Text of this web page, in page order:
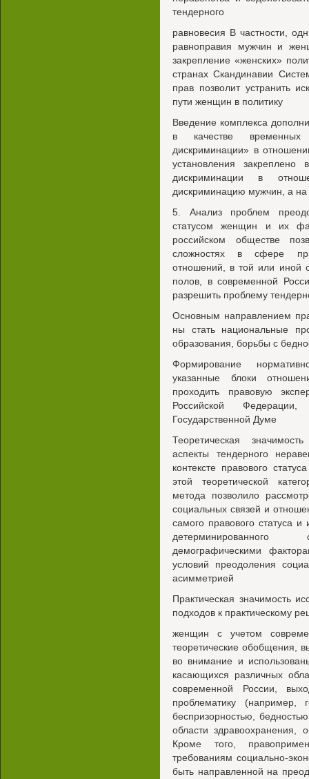
тендерного
равновесия В частности,
равноправия мужчин и
закрепление «женских»
странах Скандинавии
прав позволит устранить
пути женщин в политику
Введение комплекса
в качестве временных
дискриминации» в
установления
дискриминации в
дискриминацию мужчин, а
5. Анализ проблем
статусом женщин и их
российском обществе
сложностях в сфере
отношений, в той или иной
полов, в современной
разрешить проблему
Основным направлением
ны стать национальные
образования, борьбы с
Формирование
указанные блоки
проходить правовую
Российской
Государственной Думе
Теоретическая
аспекты тендерного
контексте правового
этой теоретической
метода позволило
социальных связей и
самого правового статуса и
детерминированного
демографическими
условий преодоления
асимметрией
Практическая значимость
подходов к практическому
женщин с учетом
теоретические обобщения,
во внимание и
касающихся различных
современной России,
проблематику (например,
беспризорностью,
области здравоохранения,
Кроме того,
требованиям социально-
быть направленной на